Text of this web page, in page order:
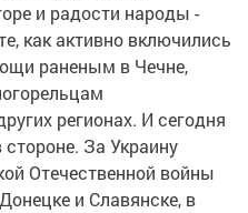
и радости народы -
как активно включились
раненым в Чечне,
регионах. И сегодня
За Украину
Отечественной войны
и Славянске, в